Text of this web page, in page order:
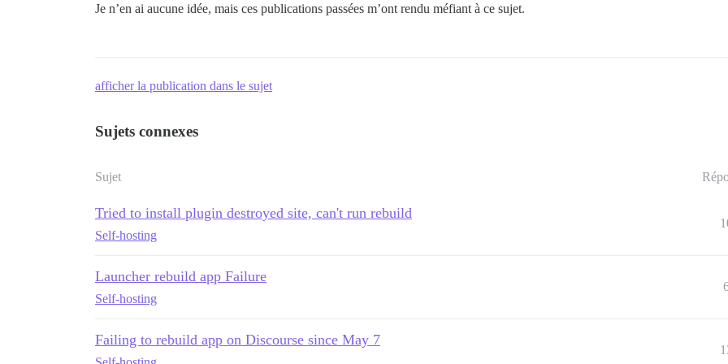
Je n’en ai aucune idée, mais ces publications passées m’ont rendu méfiant à ce sujet.
afficher la publication dans le sujet
Sujets connexes
Sujet
Tried to install plugin destroyed site, can't run rebuild
Self-hosting
Launcher rebuild app Failure
Self-hosting
Failing to rebuild app on Discourse since May 7